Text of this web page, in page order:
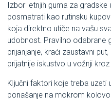
Izbor letnjih guma za
posmatrati kao rutinsku
koja direktno utiče na vašu
udobnost. Pravilno odabrane
prijanjanje, kraći zaustavni
prijatnije iskustvo u vožnji
Ključni faktori koje treba uzeti
ponašanje na mokrom